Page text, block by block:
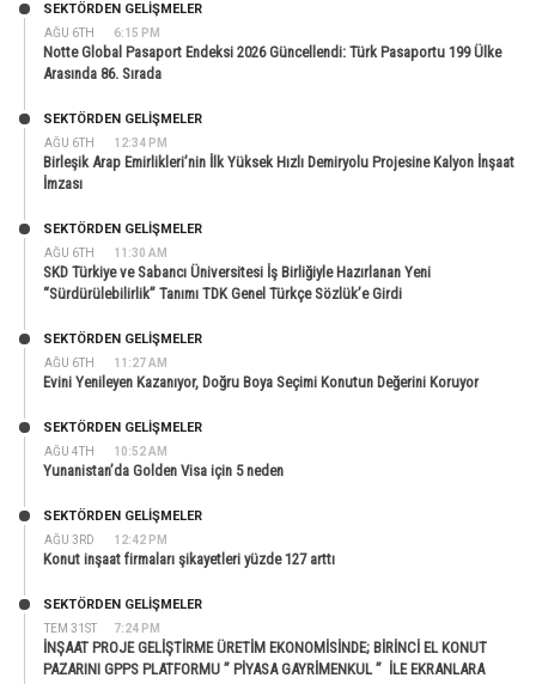
AĞU 6TH 6:15 PM
SEKTÖRDEN GELIŞMELER
Notte Global Pasaport Endeksi 2026 Güncellendi: Türk Pasaportu 199 Ülke
Arasında 86. Sırada
AĞU 6TH 12:34 PM
SEKTÖRDEN GELIŞMELER
Birleşik Arap Emirlikleri’nin İlk Yüksek Hızlı Demiryolu Projesine Kalyon İnşaat
İmzası
AĞU 6TH 11:30 AM
SEKTÖRDEN GELIŞMELER
SKD Türkiye ve Sabancı Üniversitesi İş Birliğiyle Hazırlanan Yeni
“Sürdürülebilirlik” Tanımı TDK Genel Türkçe Sözlük’e Girdi
AĞU 6TH 11:27 AM
SEKTÖRDEN GELIŞMELER
Evini Yenileyen Kazanıyor, Doğru Boya Seçimi Konutun Değerini Koruyor
AĞU 4TH 10:52 AM
SEKTÖRDEN GELIŞMELER
Yunanistan’da Golden Visa için 5 neden
AĞU 3RD 12:42 PM
SEKTÖRDEN GELIŞMELER
Konut inşaat firmaları şikayetleri yüzde 127 arttı
TEM 31ST 7:24 PM
SEKTÖRDEN GELIŞMELER
İNŞAAT PROJE GELİŞTİRME ÜRETİM EKONOMİSİNDE; BİRİNCİ EL KONUT
PAZARINI GPPS PLATFORMU ” PİYASA GAYRİMENKUL ” İLE EKRANLARA